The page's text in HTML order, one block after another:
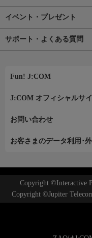
イベント・プレゼント
サポート・よくある質問
Fun! J:COM
J:COM オフィシャルサ
お問い合わせ
お客さまのデータ利用･
Copyright ©Interactive
Copyright ©Jupiter